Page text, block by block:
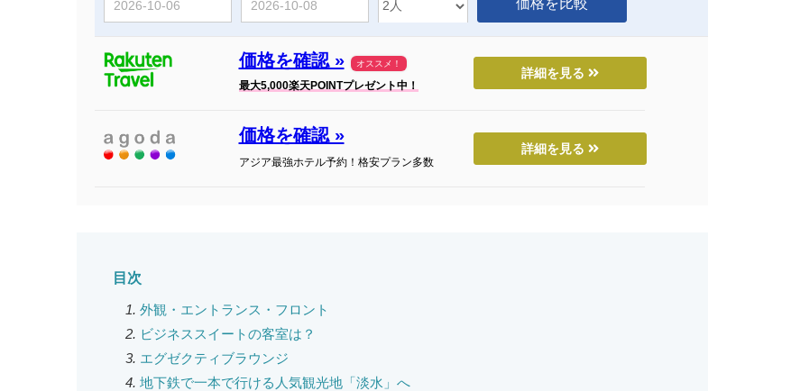
価格を確認 » オススメ！
最大5,000楽天POINTプレゼント中！
詳細を見る
価格を確認 »
アジア最強ホテル予約！格安プラン多数
詳細を見る
目次
外観・エントランス・フロント
ビジネススイートの客室は？
エグゼクティブラウンジ
地下鉄で一本で行ける人気観光地「淡水」へ